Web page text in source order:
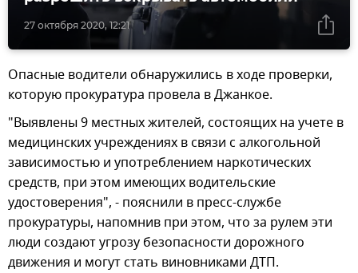
27 октября 2020, 12:21
Опасные водители обнаружились в ходе проверки,
которую прокуратура провела в Джанкое.
"Выявлены 9 местных жителей, состоящих на учете в
медицинских учреждениях в связи с алкогольной
зависимостью и употреблением наркотических
средств, при этом имеющих водительские
удостоверения", - пояснили в пресс-службе
прокуратуры, напомнив при этом, что за рулем эти
люди создают угрозу безопасности дорожного
движения и могут стать виновниками ДТП.